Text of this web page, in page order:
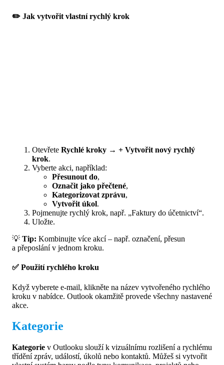
✏️ Jak vytvořit vlastní rychlý krok
Otevřete Rychlé kroky → + Vytvořit nový rychlý
krok.
Vyberte akci, například:
Přesunout do,
Označit jako přečtené,
Kategorizovat zprávu,
Vytvořit úkol.
Pojmenujte rychlý krok, např. „Faktury do účetnictví“.
Uložte.
💡 Tip: Kombinujte více akcí – např. označení, přesun
a přeposlání v jednom kroku.
✅ Použití rychlého kroku
Když vyberete e-mail, klikněte na název vytvořeného rychlého
kroku v nabídce. Outlook okamžitě provede všechny nastavené
akce.
Kategorie
Kategorie v Outlooku slouží k vizuálnímu rozlišení a rychlému
třídění zpráv, událostí, úkolů nebo kontaktů. Můžeš si vytvořit